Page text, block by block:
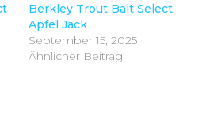
Berkley Trout Bait Select
Apfel Jack
September 15, 2025
Ähnlicher Beitrag